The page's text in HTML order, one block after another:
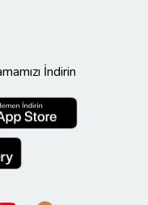
İndirin